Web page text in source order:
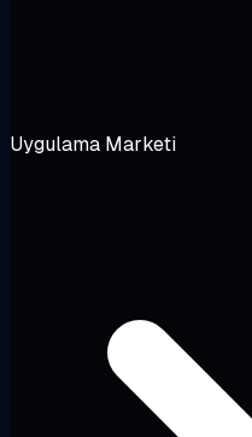
Uygulama Marketi